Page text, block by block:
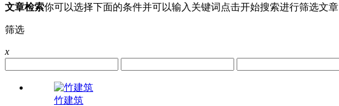
文章检索你可以选择下面的条件并可以输入关键词点击开始搜索进行筛选文章
筛选
x
竹建筑